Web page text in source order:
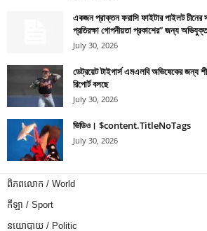
একজন প্রাক্তন ফরাসি ফাইটার পাইলট চীনের
প্রতিরক্ষা গোপনীয়তা প্রকাশের” জন্য অভিযুক্ত
July 30, 2026
ডেট্রয়েট টাইগার্স এমএলবি অভিষেকের জন্য
রিপোর্ট বলছে
July 30, 2026
ভিডিও। $content.TitleNoTags
July 30, 2026
ពិភពលោក / World
កីឡា / Sport
នយោបាយ / Politic